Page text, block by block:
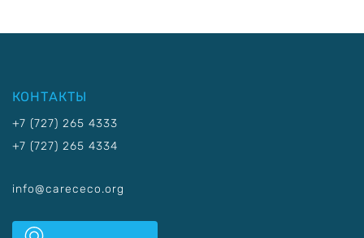
КОНТАКТЫ
+7 (727) 265 4333
+7 (727) 265 4334
info@carececo.org